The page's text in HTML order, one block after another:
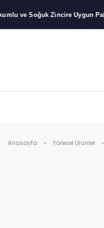
SoğukZincire Uygun Paketleme
Anasayfa Yöresel Ürünler